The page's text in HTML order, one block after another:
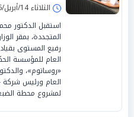
الثلاثاء 14/أبريل/2026 - 03:35 م
استقبل الدكتور
المتجددة، بمقر
رفيع المستوى
العام للمؤسسة
«روساتوم»،
العام ورئيس
لمشروع محطة